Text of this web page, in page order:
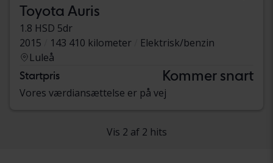
Toyota Auris
1.8 HSD 5dr
2015
143 410 kilometer
Elektrisk/benzin
Luleå
Startpris Kommer snart
Vores værdiansættelse er på vej
Vis 2 af 2 hits